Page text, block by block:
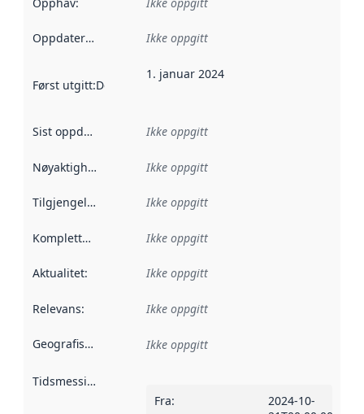
Oppdateringsfrekvens :
Ikke oppgitt
Først utgitt:Denne datoen sier når dataene i dette
1. januar 2024
Sist oppdatert Ikke oppgitt
Nøyaktighet Ikke oppgitt
Tilgjengelighet Ikke oppgitt
Kompletthet Ikke oppgitt
Aktualitet: Ikke oppgitt
Relevans: Ikke oppgitt
Geografisk avgrensning :
Ikke oppgitt
Tidsmessig avgrensning
Fra:
2024-10-